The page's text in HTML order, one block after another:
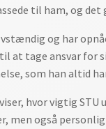
til ham, og
og har
tage ansvar for
som han altid
hvor vigtig
også